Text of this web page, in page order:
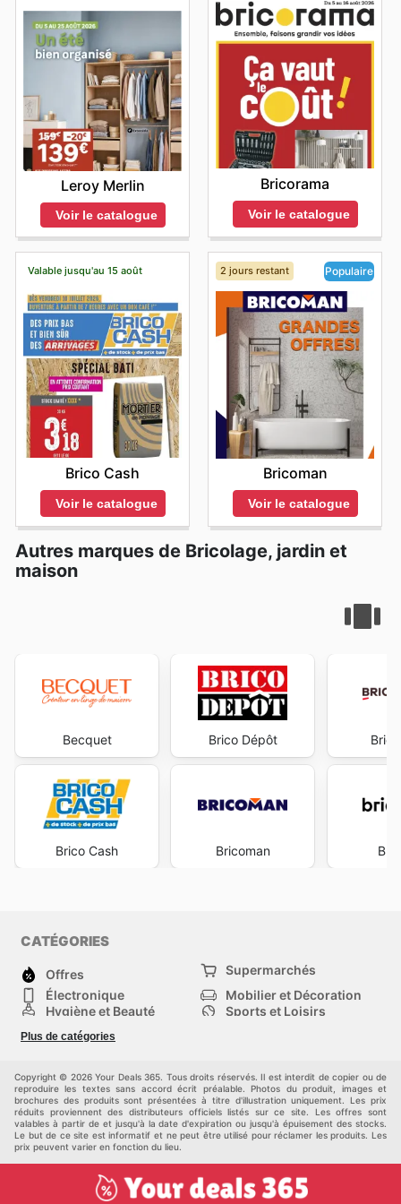
Leroy Merlin
Voir le catalogue
Bricorama
Voir le catalogue
Valable jusqu'au 15 août
Brico Cash
Voir le catalogue
2 jours restant Populaire
Bricoman
Voir le catalogue
Autres marques de Bricolage, jardin et
maison
Becquet
Brico Cash
Brico Dépôt
Bricoman
CATÉGORIES
Offres
Supermarchés
Électronique
Mobilier et Décoration
Hygiène et Beauté
Sports et Loisirs
Mode
Animalerie
maison
Plus de catégories
Copyright © 2026 Your Deals 365. Tous droits réservés. Il est interdit de copier ou de
reproduire les textes sans accord écrit préalable. Photos du produit, images et
brochures des produits sont présentées à titre d'illustration uniquement. Les prix
réduits proviennent des distributeurs officiels listés sur ce site. Les offres sont
valables à partir de et jusqu'à la date d'expiration ou jusqu'à épuisement des stocks.
Le but de ce site est informatif et ne peut être utilisé pour réclamer les produits. Les
prix peuvent varier en fonction du lieu.